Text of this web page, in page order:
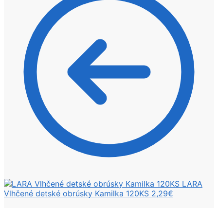
LARA
Vlhčené detské obrúsky Kamilka 120KS 2,29€